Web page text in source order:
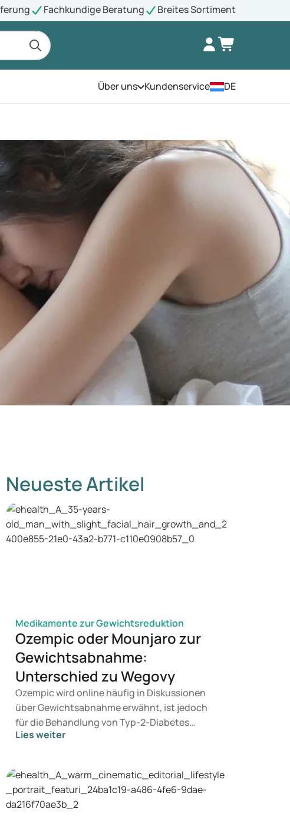
Fachkundige Beratung Breites Sortiment
Über unsÖffnen Sie das Menü
Kundenservice DE
Neueste Artikel
Medikamente zur Gewichtsreduktion
Ozempic oder Mounjaro zur
Gewichtsabnahme:
Unterschied zu Wegovy
Ozempic wird online häufig in Diskussionen
über Gewichtsabnahme erwähnt, ist jedoch
für die Behandlung von Typ-2-Diabetes
vorgesehen. Wenn Sie eine Therapie zur
Betracht. Welche Behandlung für Sie geeignet
ist, entscheidet ein Arzt auf Grundlage Ihrer
Gesundheit, Ihres BMI und Ihres
Lies weiter